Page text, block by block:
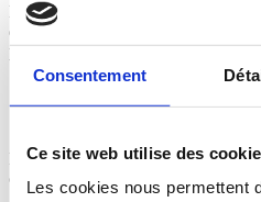
Consentement
Ce site web utilise des
Les cookies nous permettent
Les coordinateurs de parcours
domicile afin de comprendre les
pour :
Mettre en relationles différents
cadre de la prise en charge